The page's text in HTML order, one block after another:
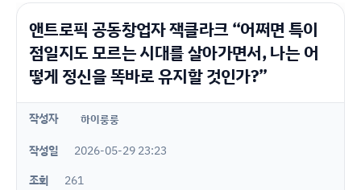
앤트로픽 공동창업자 잭클라크 “어쩌면 특이
점일지도 모르는 시대를 살아가면서, 나는 어
떻게 정신을 똑바로 유지할 것인가?”
작성자 하이룽룽
작성일
2026-05-29 23:23
조회
261